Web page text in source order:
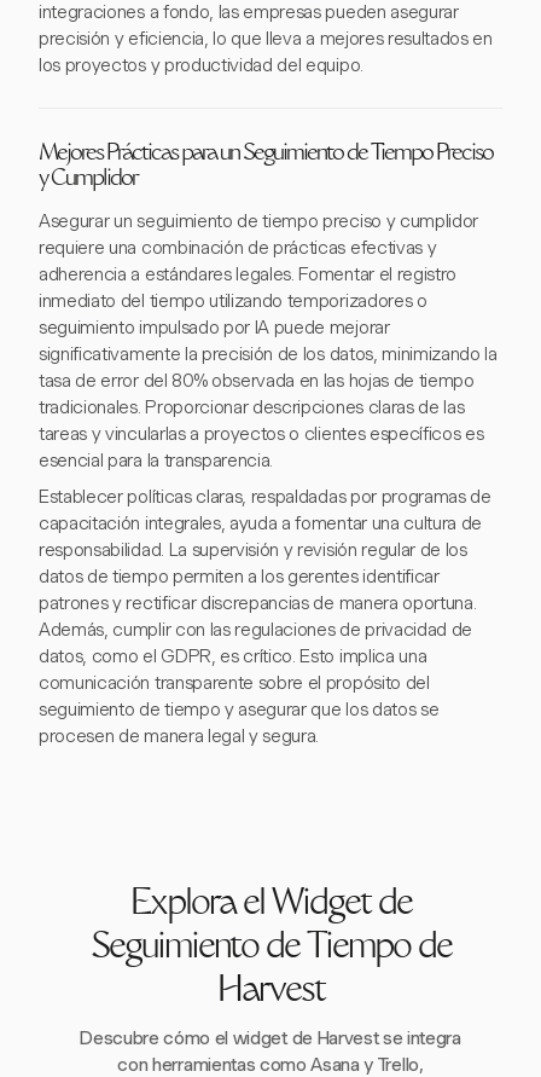
integraciones a fondo, las empresas pueden asegurar
precisión y eficiencia, lo que lleva a mejores resultados en
los proyectos y productividad del equipo.
Mejores Prácticas para un Seguimiento de Tiempo Preciso
y Cumplidor
Asegurar un seguimiento de tiempo preciso y cumplidor
requiere una combinación de prácticas efectivas y
adherencia a estándares legales. Fomentar el registro
inmediato del tiempo utilizando temporizadores o
seguimiento impulsado por IA puede mejorar
significativamente la precisión de los datos, minimizando la
tasa de error del 80% observada en las hojas de tiempo
tradicionales. Proporcionar descripciones claras de las
tareas y vincularlas a proyectos o clientes específicos es
esencial para la transparencia.
Establecer políticas claras, respaldadas por programas de
capacitación integrales, ayuda a fomentar una cultura de
responsabilidad. La supervisión y revisión regular de los
datos de tiempo permiten a los gerentes identificar
patrones y rectificar discrepancias de manera oportuna.
Además, cumplir con las regulaciones de privacidad de
datos, como el GDPR, es crítico. Esto implica una
comunicación transparente sobre el propósito del
seguimiento de tiempo y asegurar que los datos se
procesen de manera legal y segura.
Explora el Widget de
Seguimiento de Tiempo de
Harvest
Descubre cómo el widget de Harvest se integra
con herramientas como Asana y Trello,